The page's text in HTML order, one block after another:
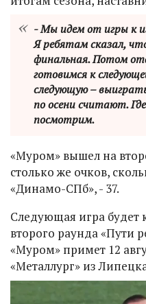
- Мы идем от игры к
Я ребятам сказал,
финальная. Потом
готовимся к
следующую –
по осени считают.
посмотрим.
«Муром» вышел на
столько же очков,
«Динамо-СПб», - 37.
Следующая игра будет
второго раунда «Пути
«Муром» примет 12
«Металлург» из